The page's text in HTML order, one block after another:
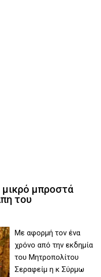
μικρό μπροστά
του
Με αφορμή τον ένα
χρόνο από την εκδημία
του Mητροπολίτου
Σεραφείμ η κ Σύρμω